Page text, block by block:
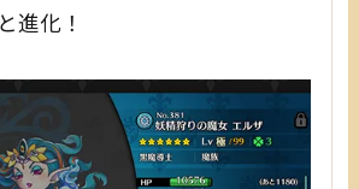
進化！